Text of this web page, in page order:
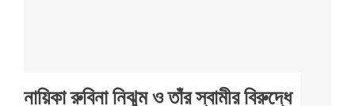
নায়িকা রুবিনা নিঝুম ও তাঁর স্বামীর বিরুদ্ধে